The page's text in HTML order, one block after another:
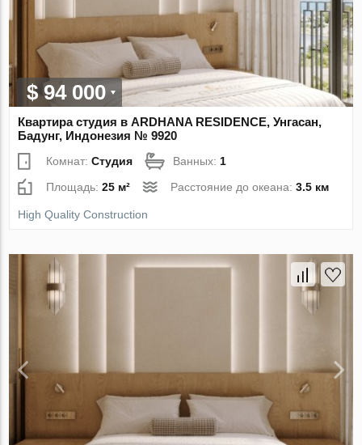
$ 94 000
Квартира студия в ARDHANA RESIDENCE, Унгасан,
Бадунг, Индонезия № 9920
Комнат:Студия Ванных: 1
Площадь:25 м² Расстояние до океана:3.5 км
High Quality Construction